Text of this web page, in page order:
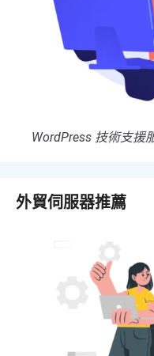
WordPress 技術支援
外貿伺服器推薦